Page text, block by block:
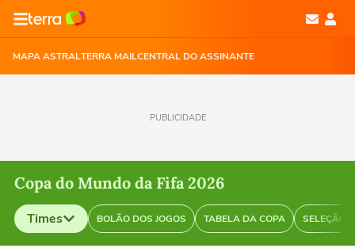
MAPA ASTRALTERRA MAILCENTRAL DO ASSINANTE
PUBLICIDADE
Copa do Mundo da Fifa 2026
Times BOLÃO DOS JOGOS TABELA DA COPA SELEÇÃO